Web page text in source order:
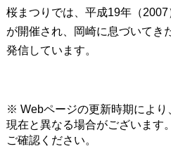
桜まつりでは、平成19年（
が開催され、岡崎に息づいてき
発信しています。
※ Webページの更新時期により
現在と異なる場合がございます
ご確認ください。